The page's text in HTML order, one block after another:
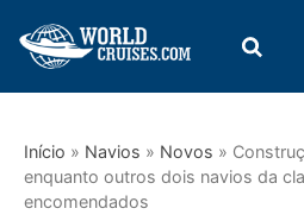
Início » Navios » Novos »
enquanto outros dois navios da
encomendados